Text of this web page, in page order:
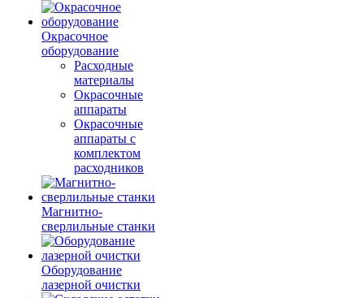
Окрасочное
оборудование
Расходные
материалы
Окрасочные
аппараты
Окрасочные
аппараты с
комплектом
расходников
Магнитно-
сверлильные станки
Оборудование
лазерной очистки